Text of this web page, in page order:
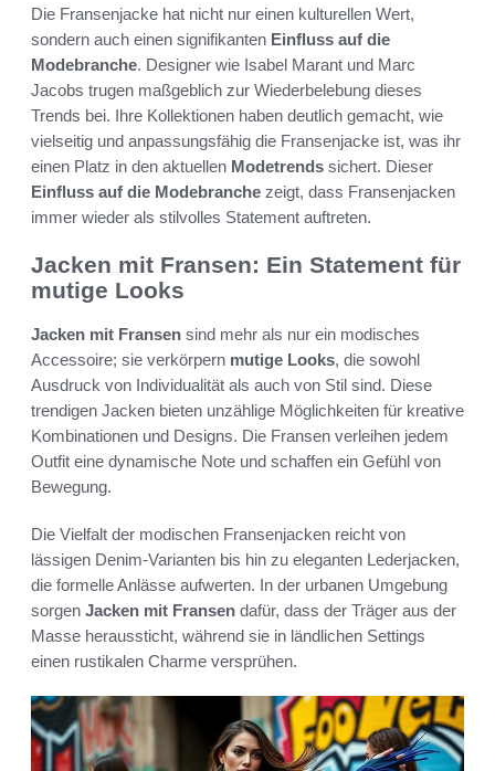
Die Fransenjacke hat nicht nur einen kulturellen Wert,
sondern auch einen signifikanten Einfluss auf die
Modebranche. Designer wie Isabel Marant und Marc
Jacobs trugen maßgeblich zur Wiederbelebung dieses
Trends bei. Ihre Kollektionen haben deutlich gemacht, wie
vielseitig und anpassungsfähig die Fransenjacke ist, was ihr
einen Platz in den aktuellen Modetrends sichert. Dieser
Einfluss auf die Modebranche zeigt, dass Fransenjacken
immer wieder als stilvolles Statement auftreten.
Jacken mit Fransen: Ein Statement für
mutige Looks
Jacken mit Fransen sind mehr als nur ein modisches
Accessoire; sie verkörpern mutige Looks, die sowohl
Ausdruck von Individualität als auch von Stil sind. Diese
trendigen Jacken bieten unzählige Möglichkeiten für kreative
Kombinationen und Designs. Die Fransen verleihen jedem
Outfit eine dynamische Note und schaffen ein Gefühl von
Bewegung.
Die Vielfalt der modischen Fransenjacken reicht von
lässigen Denim-Varianten bis hin zu eleganten Lederjacken,
die formelle Anlässe aufwerten. In der urbanen Umgebung
sorgen Jacken mit Fransen dafür, dass der Träger aus der
Masse heraussticht, während sie in ländlichen Settings
einen rustikalen Charme versprühen.